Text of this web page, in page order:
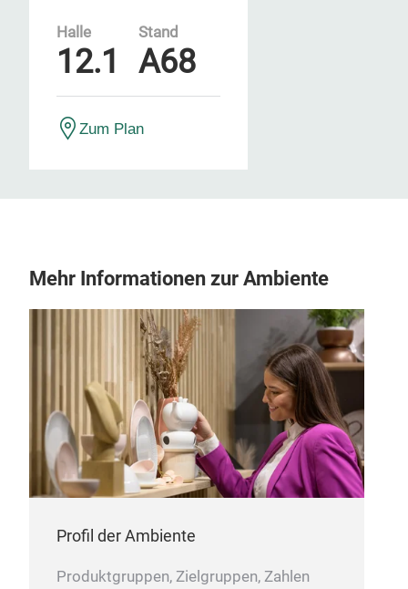
Halle
12.1
Stand
A68
Zum Plan
Mehr Informationen zur Ambiente
Profil der Ambiente
Produktgruppen, Zielgruppen, Zahlen